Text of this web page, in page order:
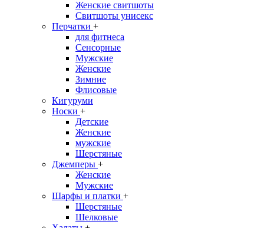
Женские свитшоты
Свитшоты унисекс
Перчатки +
для фитнеса
Сенсорные
Мужские
Женские
Зимние
Флисовые
Кигуруми
Носки +
Детские
Женские
мужские
Шерстяные
Джемперы +
Женские
Мужские
Шарфы и платки +
Шерстяные
Шелковые